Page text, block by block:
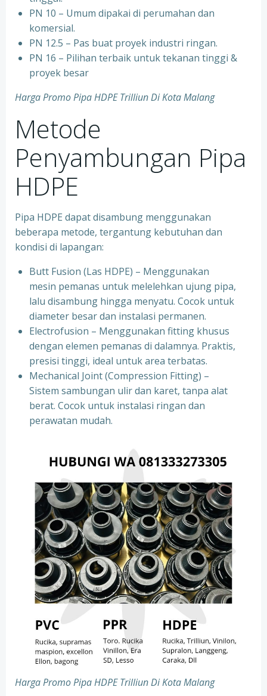
PN 10 – Umum dipakai di perumahan dan
komersial.
PN 12.5 – Pas buat proyek industri ringan.
PN 16 – Pilihan terbaik untuk tekanan tinggi &
proyek besar
Harga Promo Pipa HDPE Trilliun Di Kota Malang
Metode
Penyambungan Pipa
HDPE
Pipa HDPE dapat disambung menggunakan
beberapa metode, tergantung kebutuhan dan
kondisi di lapangan:
Butt Fusion (Las HDPE) – Menggunakan
mesin pemanas untuk melelehkan ujung pipa,
lalu disambung hingga menyatu. Cocok untuk
diameter besar dan instalasi permanen.
Electrofusion – Menggunakan fitting khusus
dengan elemen pemanas di dalamnya. Praktis,
presisi tinggi, ideal untuk area terbatas.
Mechanical Joint (Compression Fitting) –
Sistem sambungan ulir dan karet, tanpa alat
berat. Cocok untuk instalasi ringan dan
perawatan mudah.
Harga Promo Pipa HDPE Trilliun Di Kota Malang